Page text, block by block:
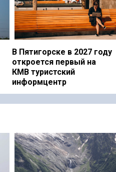
В Пятигорске в 2027 году
откроется первый на
КМВ туристский
информцентр